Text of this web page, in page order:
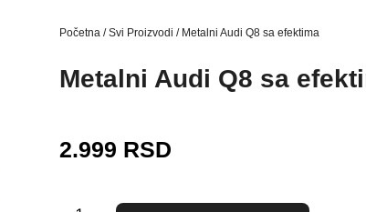
Početna /Svi Proizvodi / Metalni Audi Q8 sa efektima
Metalni Audi Q8 sa
2.999 RSD